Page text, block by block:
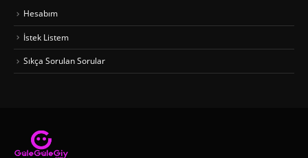
Hesabım
İstek Listem
Sıkça Sorulan Sorular